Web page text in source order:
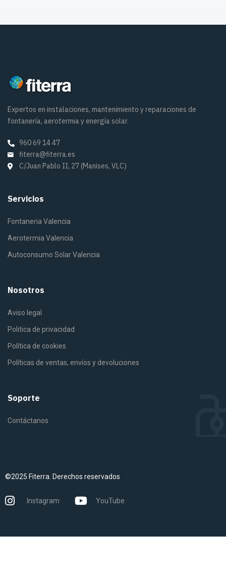
Expertos en instalaciones, mantenimiento y reparaciones de
fontanería, aerotermia y energía solar.
960 69 14 47
fiterra@fiterra.es
C/Juan Pablo II, 27 (Manises, VLC)
Servicios
Fontaneria Valencia
Aerotermia Valencia
Autoconsumo Solar Valencia
Nosotros
Aviso legal
Politica de privacidad
Política de cookies
Políticas de ventas, envíos y devoluciones
Soporte
Contáctanos
©2025 Fiterra. Derechos reservados
Instagram YouTube